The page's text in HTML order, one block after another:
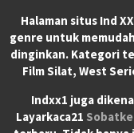
Halaman situs Ind
genre untuk
dinginkan. Kategori
Film Silat, West
Indxx1 juga
Layarkaca21